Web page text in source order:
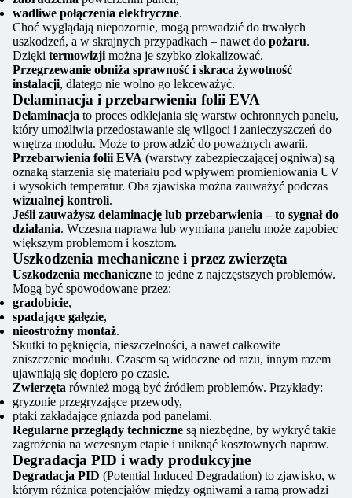
wadliwe połączenia elektryczne.
Choć wyglądają niepozornie, mogą prowadzić do trwałych
uszkodzeń, a w skrajnych przypadkach – nawet do pożaru.
Dzięki termowizji można je szybko zlokalizować.
Przegrzewanie obniża sprawność i skraca żywotność
instalacji, dlatego nie wolno go lekceważyć.
Delaminacja i przebarwienia folii EVA
Delaminacja to proces odklejania się warstw ochronnych panelu,
który umożliwia przedostawanie się wilgoci i zanieczyszczeń do
wnętrza modułu. Może to prowadzić do poważnych awarii.
Przebarwienia folii EVA (warstwy zabezpieczającej ogniwa) są
oznaką starzenia się materiału pod wpływem promieniowania UV
i wysokich temperatur. Oba zjawiska można zauważyć podczas
wizualnej kontroli.
Jeśli zauważysz delaminację lub przebarwienia – to sygnał do
działania. Wczesna naprawa lub wymiana panelu może zapobiec
większym problemom i kosztom.
Uszkodzenia mechaniczne i przez zwierzęta
Uszkodzenia mechaniczne to jedne z najczęstszych problemów.
Mogą być spowodowane przez:
gradobicie,
spadające gałęzie,
nieostrożny montaż.
Skutki to pęknięcia, nieszczelności, a nawet całkowite
zniszczenie modułu. Czasem są widoczne od razu, innym razem
ujawniają się dopiero po czasie.
Zwierzęta również mogą być źródłem problemów. Przykłady:
gryzonie przegryzające przewody,
ptaki zakładające gniazda pod panelami.
Regularne przeglądy techniczne są niezbędne, by wykryć takie
zagrożenia na wczesnym etapie i uniknąć kosztownych napraw.
Degradacja PID i wady produkcyjne
Degradacja PID (Potential Induced Degradation) to zjawisko, w
którym różnica potencjałów między ogniwami a ramą prowadzi